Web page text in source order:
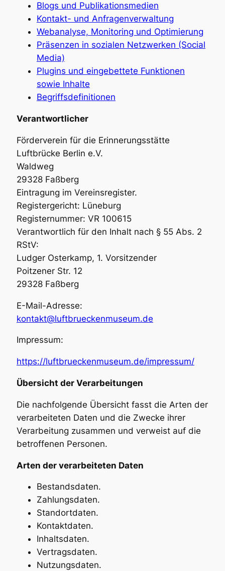
Blogs und Publikationsmedien
Kontakt- und Anfragenverwaltung
Webanalyse, Monitoring und Optimierung
Präsenzen in sozialen Netzwerken (Social
Media)
Plugins und eingebettete Funktionen
sowie Inhalte
Begriffsdefinitionen
Verantwortlicher
Förderverein für die Erinnerungsstätte
Luftbrücke Berlin e.V.
Waldweg
29328 Faßberg
Eintragung im Vereinsregister.
Registergericht: Lüneburg
Registernummer: VR 100615
Verantwortlich für den Inhalt nach § 55 Abs. 2
RStV:
Ludger Osterkamp, 1. Vorsitzender
Poitzener Str. 12
29328 Faßberg
E-Mail-Adresse:
kontakt@luftbrueckenmuseum.de
Impressum:
https://luftbrueckenmuseum.de/impressum/
Übersicht der Verarbeitungen
Die nachfolgende Übersicht fasst die Arten der
verarbeiteten Daten und die Zwecke ihrer
Verarbeitung zusammen und verweist auf die
betroffenen Personen.
Arten der verarbeiteten Daten
Bestandsdaten.
Zahlungsdaten.
Standortdaten.
Kontaktdaten.
Inhaltsdaten.
Vertragsdaten.
Nutzungsdaten.